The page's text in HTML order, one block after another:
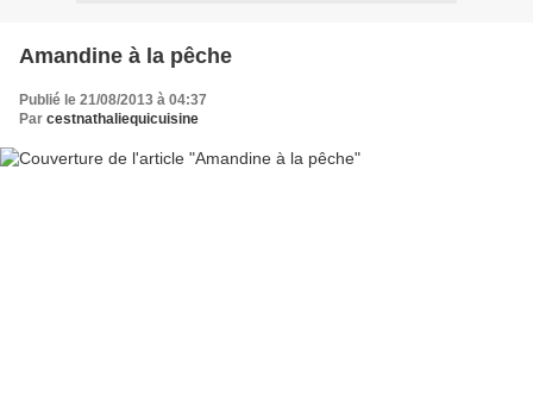
Amandine à la pêche
Publié le 21/08/2013 à 04:37
Par cestnathaliequicuisine